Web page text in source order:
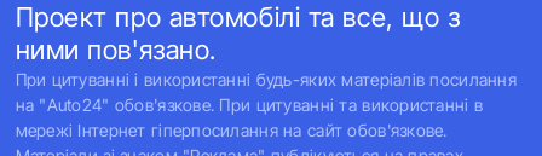
Проект про автомобілі та все, що з
ними пов'язано.
При цитуванні і використанні будь-яких матеріалів посилання
на "Auto24" обов'язкове. При цитуванні та використанні в
мережі Інтернет гіперпосилання на сайт обов'язкове.